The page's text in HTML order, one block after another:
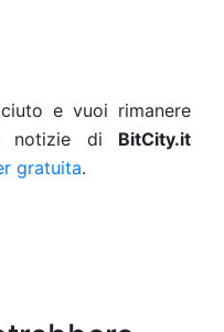
e vuoi rimanere
notizie di BitCity.it
gratuita.